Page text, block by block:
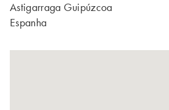
Astigarraga Guipúzcoa
Espanha